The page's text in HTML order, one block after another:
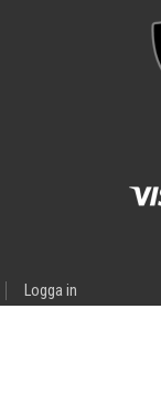
Logga in